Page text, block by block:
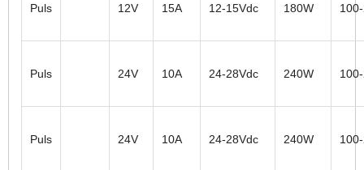
Puls 12V 15A 12-15Vdc 180W
Puls 24V 10A 24-28Vdc 240W
Puls 24V 10A 24-28Vdc 240W